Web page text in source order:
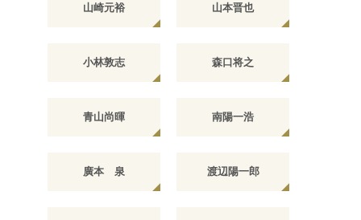
山崎元裕 山本晋也
小林敦志 森口将之
青山尚暉 南陽一浩
廣本 泉 渡辺陽一郎